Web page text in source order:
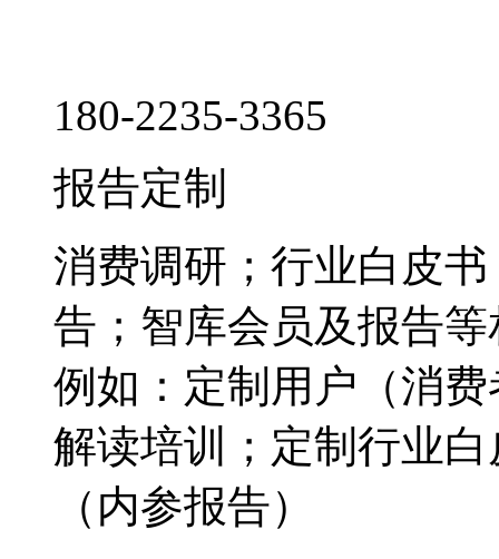
180-2235-3365
报告定制
消费调研；行业白皮
告；智库会员及报告
例如：定制用户（消
解读培训；定制行业
（内参报告）